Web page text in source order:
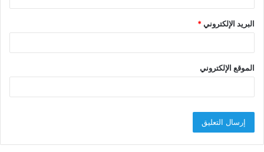
البريد الإلكتروني*
الموقع الإلكتروني